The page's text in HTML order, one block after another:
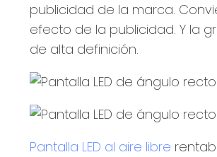
publicidad de la marca.
efecto de la publicidad. Y la
de alta definición.
Pantalla LED al aire libre